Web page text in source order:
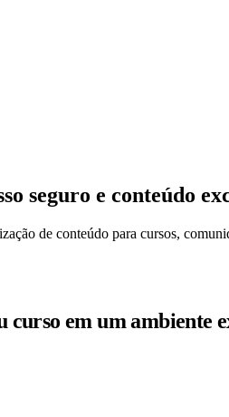
seguro e conteúdo
de conteúdo para cursos,
em um ambiente